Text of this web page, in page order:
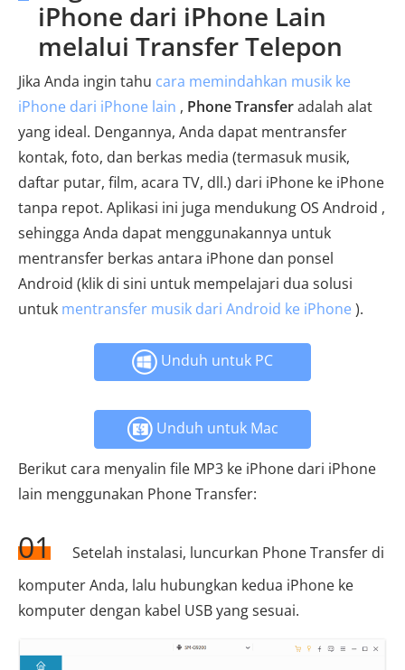
iPhone dari iPhone Lain
melalui Transfer Telepon
Jika Anda ingin tahu cara memindahkan musik ke
iPhone dari iPhone lain , Phone Transferadalah alat
yang ideal. Dengannya, Anda dapat mentransfer
kontak, foto, dan berkas media (termasuk musik,
daftar putar, film, acara TV, dll.) dari iPhone ke iPhone
tanpa repot. Aplikasi ini juga mendukung OS Android ,
sehingga Anda dapat menggunakannya untuk
mentransfer berkas antara iPhone dan ponsel
Android (klik di sini untuk mempelajari dua solusi
untuk mentransfer musik dari Android ke iPhone ).
Unduh untuk PC
Unduh untuk Mac
Berikut cara menyalin file MP3 ke iPhone dari iPhone
lain menggunakan Phone Transfer:
01
Setelah instalasi, luncurkan Phone Transfer di
komputer Anda, lalu hubungkan kedua iPhone ke
komputer dengan kabel USB yang sesuai.